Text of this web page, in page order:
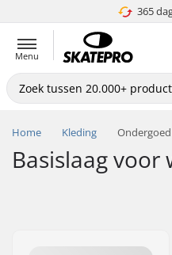
365
Menu
Home Kleding Ondergoed
Basislaag